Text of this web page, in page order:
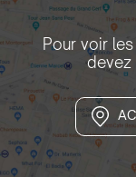
Pour voir
devez